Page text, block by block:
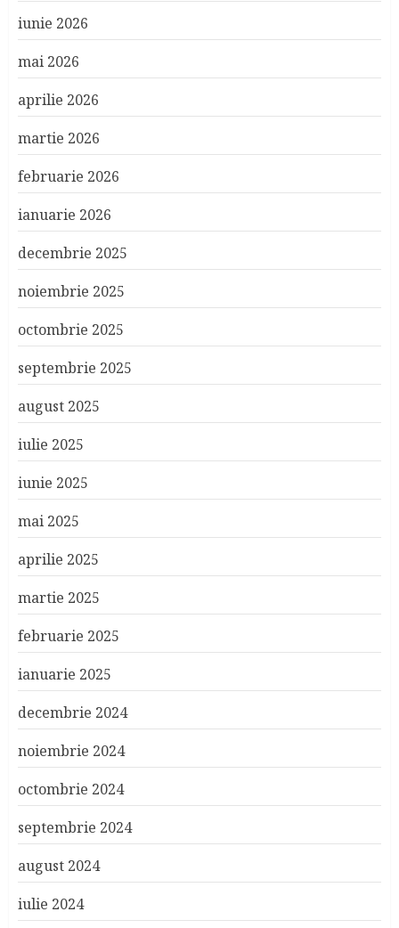
iunie 2026
mai 2026
aprilie 2026
martie 2026
februarie 2026
ianuarie 2026
decembrie 2025
noiembrie 2025
octombrie 2025
septembrie 2025
august 2025
iulie 2025
iunie 2025
mai 2025
aprilie 2025
martie 2025
februarie 2025
ianuarie 2025
decembrie 2024
noiembrie 2024
octombrie 2024
septembrie 2024
august 2024
iulie 2024